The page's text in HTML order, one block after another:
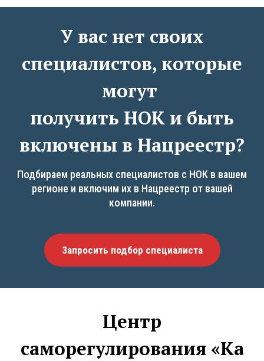
У вас нет своих
специалистов, которые
могут
получить НОК и быть
включены в Нацреестр?
Подбираем реальных специалистов с НОК в вашем
регионе и включим их в Нацреестр от вашей
компании.
Запросить подбор специалиста
Центр
саморегулирования «Ка